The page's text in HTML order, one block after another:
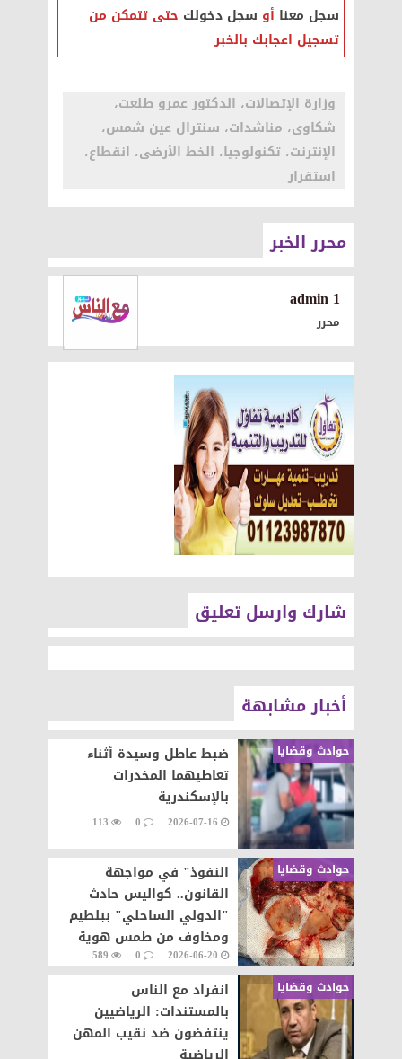
سجل معنا أو سجل دخولك حتى تتمكن من
تسجيل اعجابك بالخبر
وزارة الإتصالات، الدكتور عمرو طلعت،
شكاوى، مناشدات، سنترال عين شمس،
الإنترنت، تكنولوجيا، الخط الأرضى، انقطاع،
استقرار
محرر الخبر
1 admin
محرر
شارك وارسل تعليق
أخبار مشابهة
حوادث وقضايا
ضبط عاطل وسيدة أثناء
تعاطيهما المخدرات
بالإسكندرية
2026-07-16
0
113
حوادث وقضايا
النفوذ" في مواجهة
القانون.. كواليس حادث
"الدولي الساحلي" ببلطيم
ومخاوف من طمس هوية
المتسببة الحقيقية
2026-06-20
0
589
حوادث وقضايا
انفراد مع الناس
بالمستندات: الرياضيين
ينتفضون ضد نقيب المهن